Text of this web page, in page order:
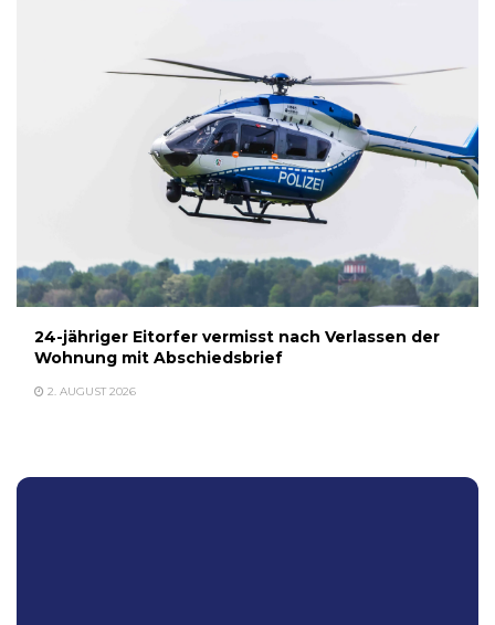
24-jähriger Eitorfer vermisst nach Verlassen der
Wohnung mit Abschiedsbrief
2. AUGUST 2026